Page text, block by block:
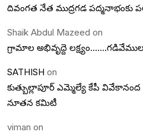
దివంగత నేత ముద్రగడ పద్మనాభంకు
Shaik Abdul Mazeed on
గ్రామాల అభివృద్దె
SATHISH on
కుత్బుల్లాపూర్ ఎమ్మెల్యే కేపీ
నూతన కమిటీ
viman on